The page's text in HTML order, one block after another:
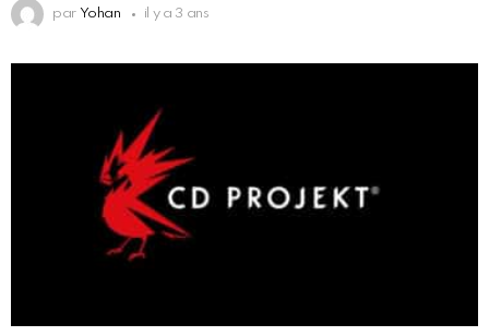
par Yohan il y a 3 ans